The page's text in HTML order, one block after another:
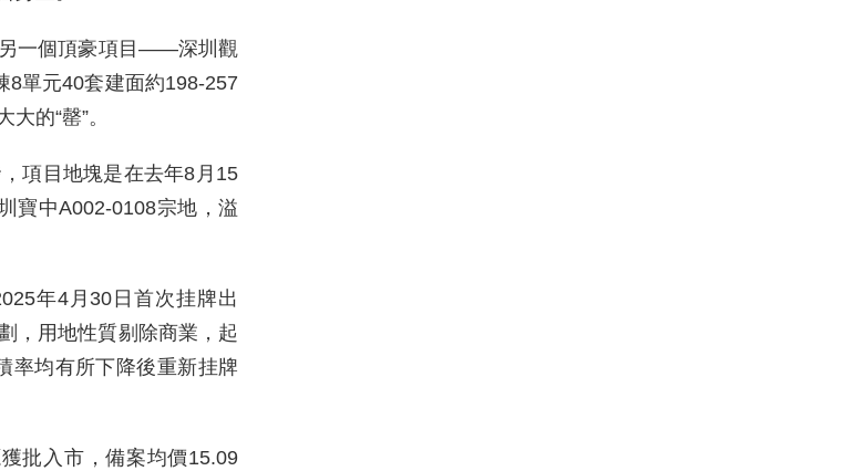
另一個頂豪項目——深圳觀
8單元40套建面約198-257
的“罄”。
項目地塊是在去年8月15
寶中A002-0108宗地，溢
年4月30日首次挂牌出
，用地性質剔除商業，起
率均有所下降後重新挂牌
批入市，備案均價15.09